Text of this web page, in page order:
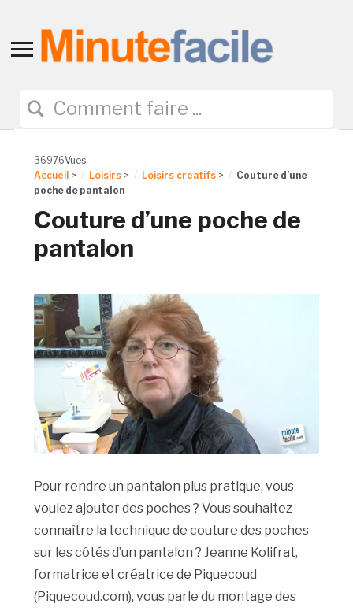
Toggle
navigation
36976Vues
Accueil > Loisirs > Loisirs créatifs >
Couture d’une
poche de pantalon
Couture d’une poche de
pantalon
Pour rendre un pantalon plus pratique, vous
voulez ajouter des poches ? Vous souhaitez
connaître la technique de couture des poches
sur les côtés d’un pantalon ? Jeanne Kolifrat,
formatrice et créatrice de Piquecoud
(Piquecoud.com), vous parle du montage des